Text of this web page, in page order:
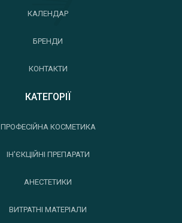
КАЛЕНДАР
БРЕНДИ
КОНТАКТИ
КАТЕГОРІЇ
ПРОФЕСІЙНА КОСМЕТИКА
ІН'ЄКЦІЙНІ ПРЕПАРАТИ
АНЕСТЕТИКИ
ВИТРАТНІ МАТЕРІАЛИ